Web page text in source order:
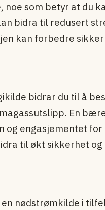
som betyr at du
bidra til redusert
kan forbedre
bidrar du til å
En
og engasjementet
til økt sikkerhet
nødstrømkilde i